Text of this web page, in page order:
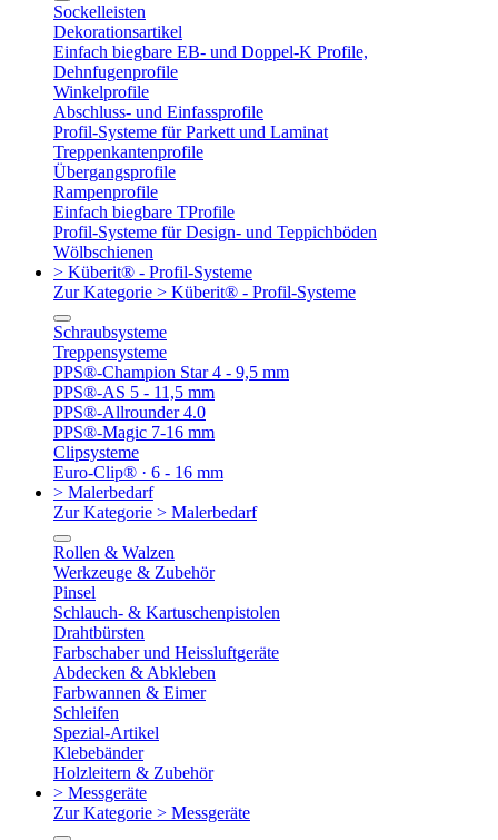
Sockelleisten
Dekorationsartikel
Einfach biegbare EB- und Doppel-K Profile,
Dehnfugenprofile
Winkelprofile
Abschluss- und Einfassprofile
Profil-Systeme für Parkett und Laminat
Treppenkantenprofile
Übergangsprofile
Rampenprofile
Einfach biegbare TProfile
Profil-Systeme für Design- und Teppichböden
Wölbschienen
> Küberit® - Profil-Systeme
Zur Kategorie > Küberit® - Profil-Systeme
Schraubsysteme
Treppensysteme
PPS®-Champion Star 4 - 9,5 mm
PPS®-AS 5 - 11,5 mm
PPS®-Allrounder 4.0
PPS®-Magic 7-16 mm
Clipsysteme
Euro-Clip® · 6 - 16 mm
> Malerbedarf
Zur Kategorie > Malerbedarf
Rollen & Walzen
Werkzeuge & Zubehör
Pinsel
Schlauch- & Kartuschenpistolen
Drahtbürsten
Farbschaber und Heissluftgeräte
Abdecken & Abkleben
Farbwannen & Eimer
Schleifen
Spezial-Artikel
Klebebänder
Holzleitern & Zubehör
> Messgeräte
Zur Kategorie > Messgeräte